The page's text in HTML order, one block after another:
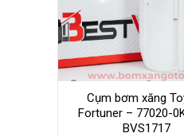
Cụm bơm xăng
Fortuner – 77020-
BVS1717